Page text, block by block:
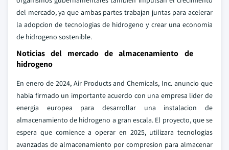
del mercado, ya que ambas partes trabajan juntas para acelerar
la adopcion de tecnologias de hidrogeno y crear una economia
de hidrogeno sostenible.
Noticias del mercado de almacenamiento de
hidrogeno
En enero de 2024, Air Products and Chemicals, Inc. anuncio que
habia firmado un importante acuerdo con una empresa lider de
energia europea para desarrollar una instalacion de
almacenamiento de hidrogeno a gran escala. El proyecto, que se
espera que comience a operar en 2025, utilizara tecnologias
avanzadas de almacenamiento por compresion para almacenar